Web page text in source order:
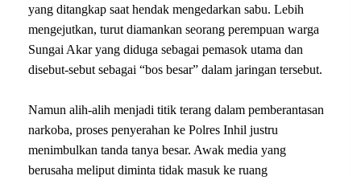
yang ditangkap saat hendak mengedarkan sabu. Lebih
mengejutkan, turut diamankan seorang perempuan warga
Sungai Akar yang diduga sebagai pemasok utama dan
disebut-sebut sebagai “bos besar” dalam jaringan tersebut.
Namun alih-alih menjadi titik terang dalam pemberantasan
narkoba, proses penyerahan ke Polres Inhil justru
menimbulkan tanda tanya besar. Awak media yang
berusaha meliput diminta tidak masuk ke ruang